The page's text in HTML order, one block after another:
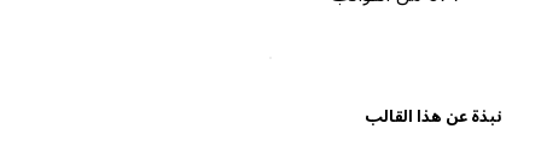
عن هذا القالب